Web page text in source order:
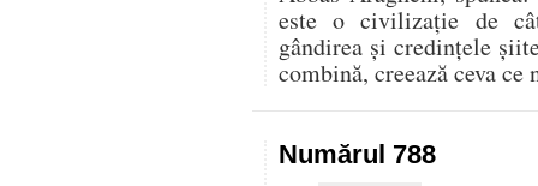
este o civilizație de
gândirea și credințele
combină, creează ceva
Numărul 788